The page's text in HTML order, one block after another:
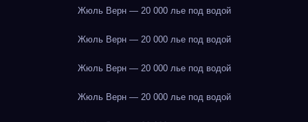
Жюль Верн — 20 000 лье под водой
Жюль Верн — 20 000 лье под водой
Жюль Верн — 20 000 лье под водой
Жюль Верн — 20 000 лье под водой